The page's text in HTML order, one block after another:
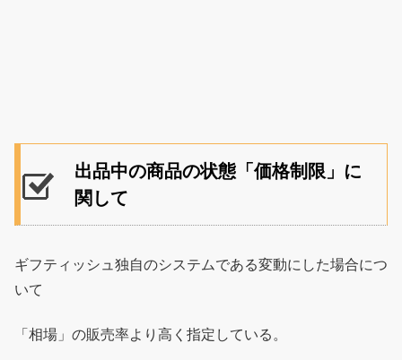
出品中の商品の状態「価格制限」に
関して
ギフティッシュ独自のシステムである変動にした場合につ
いて
「相場」の販売率より高く指定している。